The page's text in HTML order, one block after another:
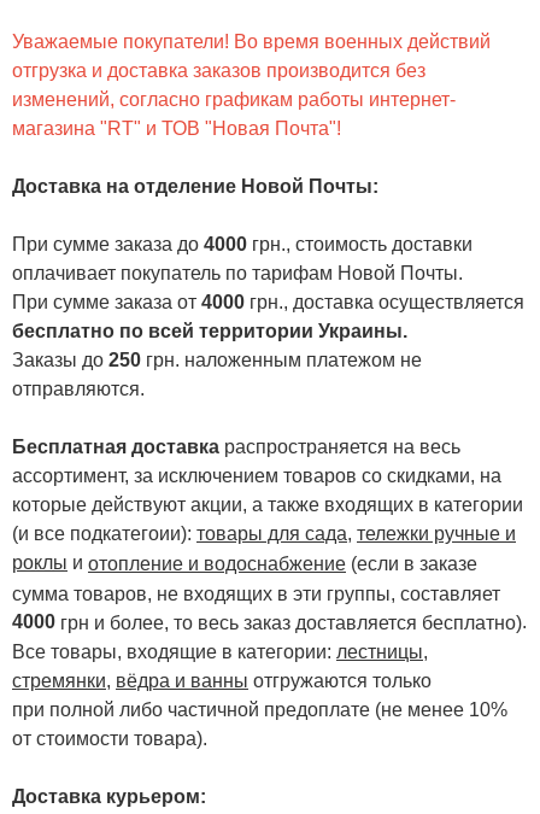
Уважаемые покупатели! Во время военных действий
отгрузка и доставка заказов производится без
изменений, согласно графикам работы интернет-
магазина "RT" и ТОВ "Новая Почта"!
Доставка на отделение Новой Почты:
При сумме заказа до 4000 грн., стоимость доставки
оплачивает покупатель по тарифам Новой Почты.
При сумме заказа от 4000 грн., доставка осуществляется
бесплатно по всей территории Украины.
Заказы до 250 грн. наложенным платежом не
отправляются.
Бесплатная доставка распространяется на весь
ассортимент, за исключением товаров со скидками, на
которые действуют акции, а также входящих в категории
(и все подкатегоии): товары для сада, тележки ручные и
роклы и отопление и водоснабжение (если в заказе
сумма товаров, не входящих в эти группы, составляет
4000 грн и более, то весь заказ доставляется бесплатно).
Все товары, входящие в категории: лестницы,
стремянки, вёдра и ванны отгружаются только
при полной либо частичной предоплате (не менее 10%
от стоимости товара).
Доставка курьером: